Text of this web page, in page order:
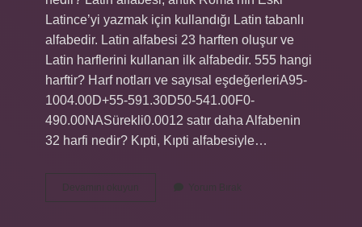
Latince’yi yazmak için kullandığı Latin tabanlı
alfabedir. Latin alfabesi 23 harften oluşur ve
Latin harflerini kullanan ilk alfabedir. 555 hangi
harftir? Harf notları ve sayısal eşdeğerleriA95-
1004.00D+55-591.30D50-541.00F0-
490.00NASürekli0.0012 satır daha Alfabenin
32 harfi nedir? Kıpti, Kıpti alfabesiyle…